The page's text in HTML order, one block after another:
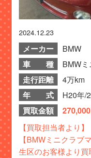
2024.12.23
メーカー
BMW
車 種
BMWミ
走行距離
4万km
年 式
H20年/
買取金額
【買取担当者より】
【BMWミニクラブ
生区のお客様より買